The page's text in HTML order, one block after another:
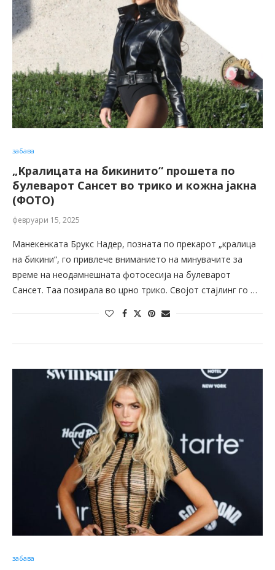
забава
„Kралицата на бикинито“ прошета по
булеварот Сансет во трико и кожна јакна
(ФОТО)
февруари 15, 2025
Манекенката Брукс Надер, позната по прекарот „кралица
на бикини“, го привлече вниманието на минувачите за
време на неодамнешната фотосесија на булеварот
Сансет. Таа позирала во црно трико. Својот стајлинг го …
забава